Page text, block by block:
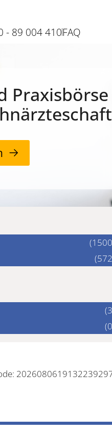
- 89 004 410FAQ